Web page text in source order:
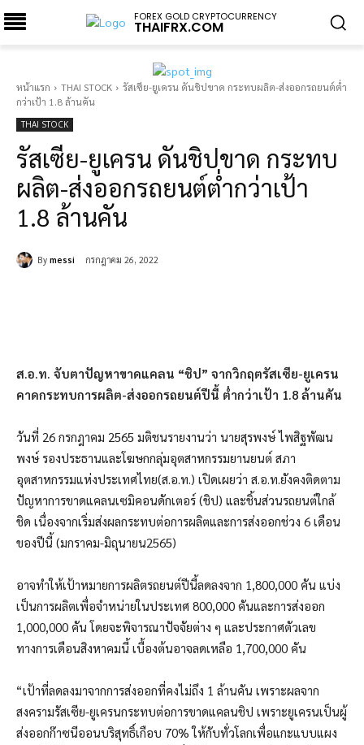
FOREX GOLD CRYPTOCURRENCY
THAIFRX.COM
หน้าแรก THAI STOCK
รัสเซีย-ยูเครน ดันชิปขาด กระทบผลิต-ส่งออกรถยนต์ต่ำ
กว่าเป้า 1.8 ล้านคัน
THAI STOCK
รัสเซีย-ยูเครน ดันชิปขาด กระทบ
ผลิต-ส่งออกรถยนต์ต่ำกว่าเป้า
1.8 ล้านคัน
By messi กรกฎาคม 26, 2022
ส.อ.ท. จับตาปัญหาขาดแคลน “ชิป” จากวิกฤตรัสเซีย-ยูเครน
คาดกระทบการผลิต-ส่งออกรถยนต์ปีนี้ ต่ำกว่าเป้า 1.8 ล้านคัน
วันที่ 26 กรกฎาคม 2565 มติชนรายงานว่า นายสุรพงษ์ ไพสิฐพัฒน
พงษ์ รองประธานและโฆษกกลุ่มอุตสาหกรรมยานยนต์ สภา
อุตสาหกรรมแห่งประเทศไทย(ส.อ.ท.) เปิดเผยว่า ส.อ.ท.ยังคงติดตาม
ปัญหาการขาดแคลนเซมิคอนดักเตอร์ (ชิป) และชิ้นส่วนรถยนต์ใกล้
ชิด เนื่องจากเริ่มส่งผลกระทบต่อการผลิตและการส่งออกช่วง 6 เดือน
ของปีนี้ (มกราคม-มิถุนายน2565)
อาจทำให้เป้าหมายการผลิตรถยนต์ปีนี้ลดลงจาก 1,800,000 คัน แบ่ง
เป็นการผลิตเพื่อจำหน่ายในประเทศ 800,000 คันและการส่งออก
1,000,000 คัน โดยจะพิจารณาปัจจัยต่าง ๆ และประกาศตัวเลข
ทางการเดือนสิงหาคมนี้ เบื้องต้นอาจลดเหลือ 1,700,000 คัน
“เป้าที่ลดลงมาจากการส่งออกที่คงไม่ถึง 1 ล้านคัน เพราะผลจาก
สงครามรัสเซีย-ยูเครนกระทบต่อการขาดแคลนชิป เพราะยูเครนเป็นผู้
ส่งออกก๊าซนีออนบริสุทธิ์เกือบ 70% ให้กับทั่วโลกเพื่อแกะแบบแผง